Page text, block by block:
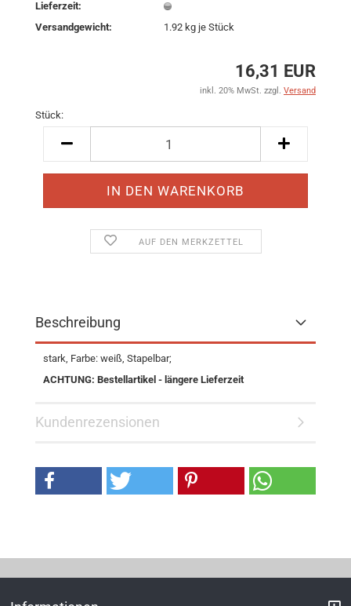
Lieferzeit:
Versandgewicht:
1.92 kg je Stück
16,31 EUR
inkl. 20% MwSt. zzgl. Versand
Stück:
AUF DEN MERKZETTEL
Beschreibung
stark, Farbe: weiß, Stapelbar;
ACHTUNG: Bestellartikel - längere Lieferzeit
Kundenrezensionen